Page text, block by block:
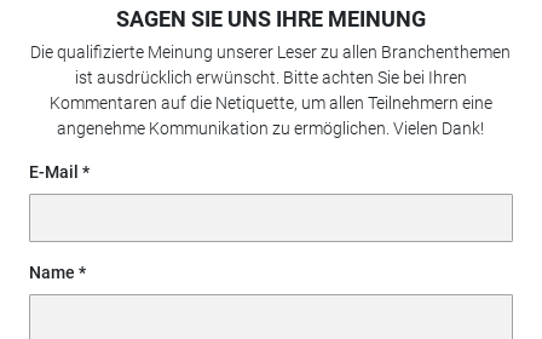
SAGEN SIE UNS IHRE MEINUNG
Die qualifizierte Meinung unserer Leser zu allen Branchenthemen
ist ausdrücklich erwünscht. Bitte achten Sie bei Ihren
Kommentaren auf die Netiquette, um allen Teilnehmern eine
angenehme Kommunikation zu ermöglichen. Vielen Dank!
E-Mail
Name